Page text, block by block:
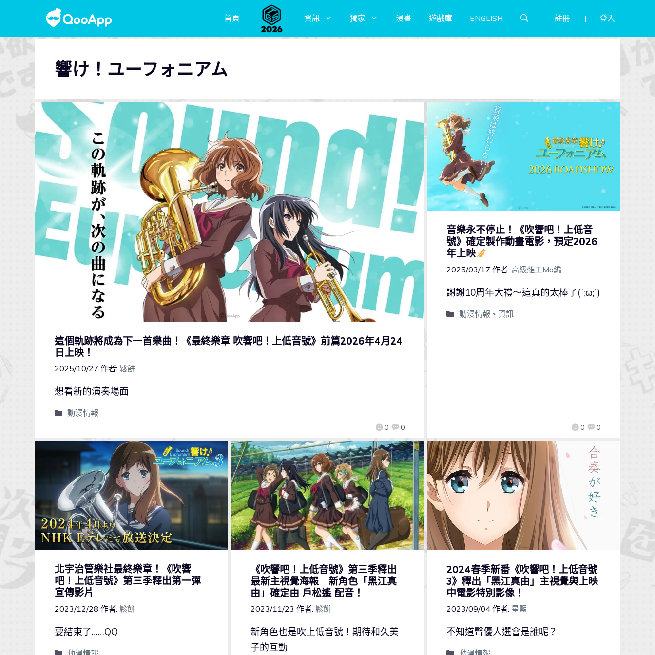
首頁 資訊 獨家 漫畫 遊戲庫 ENGLISH 註冊 登入
響け！ユーフォニアム
這個軌跡將成為下一首樂曲！《最終樂章 吹響吧！上低音號》前篇2026年4月24
日上映！
2025/10/27 作者: 鬆餅
0 0
想看新的演奏場面
動漫情報
音樂永不停止！《吹響吧！上低音
號》確定製作動畫電影，預定2026
年上映
2025/03/17 作者: 高級雜工Mo編
0 0
謝謝10周年大禮～這真的太棒了(´;ω;`)
動漫情報 、 資訊
北宇治管樂社最終樂章！《吹響
吧！上低音號》第三季釋出第一彈
宣傳影片
2023/12/28 作者: 鬆餅
要結束了……QQ
動漫情報
《吹響吧！上低音號》第三季釋出
最新主視覺海報 新角色「黑江真
由」確定由 戶松遙 配音！
2023/11/23 作者: 鬆餅
新角色也是吹上低音號！期待和久美
子的互動
2024春季新番《吹響吧！上低音號
3》釋出「黑江真由」主視覺與上映
中電影特別影像！
2023/09/04 作者: 星藍
不知道聲優人選會是誰呢？
動漫情報